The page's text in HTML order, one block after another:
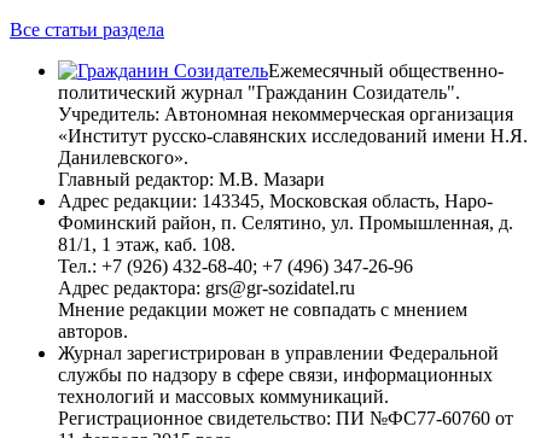
Все статьи раздела
Ежемесячный общественно-
политический журнал "Гражданин Созидатель".
Учредитель: Автономная некоммерческая организация
«Институт русско-славянских исследований имени Н.Я.
Данилевского».
Главный редактор: М.В. Мазари
Адрес редакции: 143345, Московская область, Наро-
Фоминский район, п. Селятино, ул. Промышленная, д.
81/1, 1 этаж, каб. 108.
Тел.: +7 (926) 432-68-40; +7 (496) 347-26-96
Адрес редактора: grs@gr-sozidatel.ru
Мнение редакции может не совпадать с мнением
авторов.
Журнал зарегистрирован в управлении Федеральной
службы по надзору в сфере связи, информационных
технологий и массовых коммуникаций.
Регистрационное свидетельство: ПИ №ФС77-60760 от